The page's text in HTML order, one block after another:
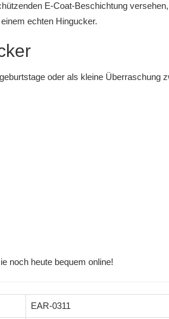
E-Coat-Beschichtung
echten Hingucker.
oder als kleine
noch heute bequem online!
EAR-0311